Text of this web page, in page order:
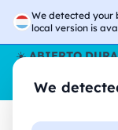
We detected your
local version is
We
☀️ABIERTO
pedidos durante